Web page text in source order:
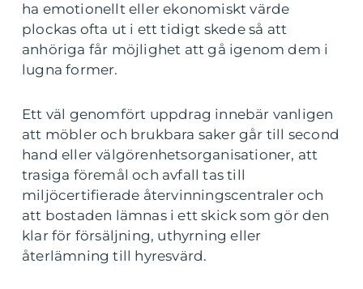
ha emotionellt eller ekonomiskt värde
plockas ofta ut i ett tidigt skede så att
anhöriga får möjlighet att gå igenom dem i
lugna former.
Ett väl genomfört uppdrag innebär vanligen
att möbler och brukbara saker går till second
hand eller välgörenhetsorganisationer, att
trasiga föremål och avfall tas till
miljöcertifierade återvinningscentraler och
att bostaden lämnas i ett skick som gör den
klar för försäljning, uthyrning eller
återlämning till hyresvärd.